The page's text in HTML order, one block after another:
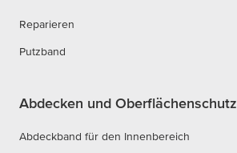
Reparieren
Putzband
Abdecken und Oberflächenschutz
Abdeckband für den Innenbereich